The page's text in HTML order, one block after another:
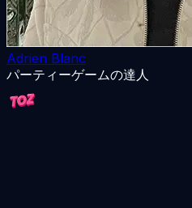
Adrien Blanc
パーティーゲームの達人